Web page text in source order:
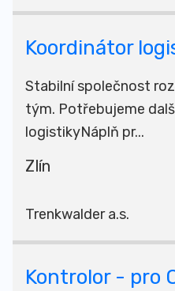
Koordinátor
Stabilní společnost
tým. Potřebujeme
logistikyNáplň pr...
Zlín
Trenkwalder a.s.
Kontrolor - pro